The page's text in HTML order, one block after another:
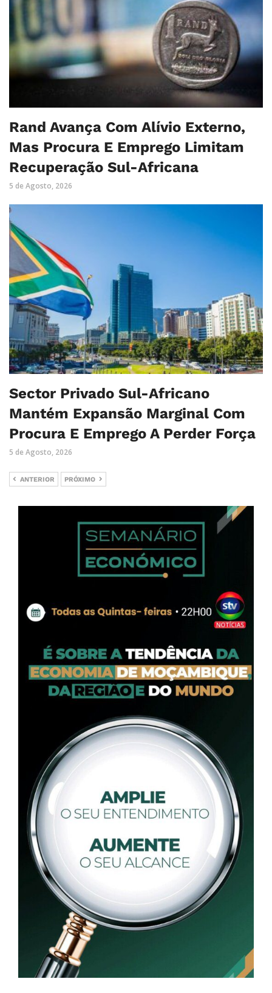
Rand Avança Com Alívio Externo,
Mas Procura E Emprego Limitam
Recuperação Sul-Africana
5 de Agosto, 2026
Sector Privado Sul-Africano
Mantém Expansão Marginal Com
Procura E Emprego A Perder Força
5 de Agosto, 2026
ANTERIOR PRÓXIMO